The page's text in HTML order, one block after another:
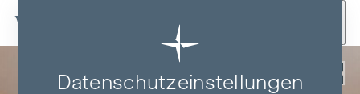
Zum Inhalt springen
Datenschutz­einstellungen